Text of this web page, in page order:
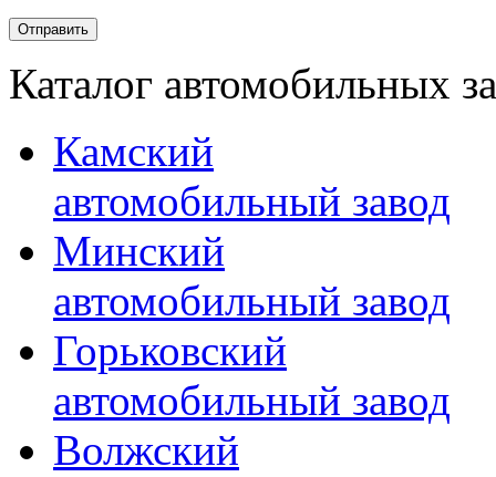
Каталог автомобильных
Камский
автомобильный завод
Минский
автомобильный завод
Горьковский
автомобильный завод
Волжский